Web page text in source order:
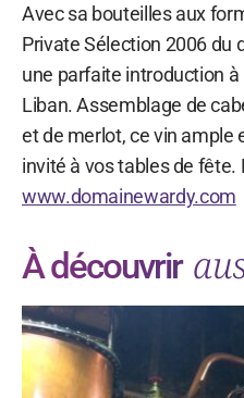
Avec sa bouteilles aux
Private Sélection 2006 du
une parfaite introduction à
Liban. Assemblage de
et de merlot, ce vin ample
invité à vos tables de fête.
www.domainewardy.com
À découvrir